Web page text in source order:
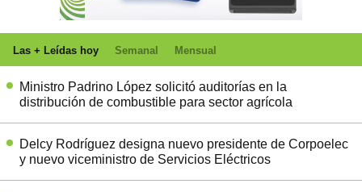
Las + Leídas hoy Semanal Mensual
Ministro Padrino López solicitó auditorías en la
distribución de combustible para sector agrícola
Delcy Rodríguez designa nuevo presidente de Corpoelec
y nuevo viceministro de Servicios Eléctricos